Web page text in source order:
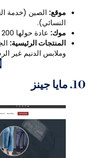
(خدمة العلامات التجارية
قطعة لكل نمط لإنتاج الملصقات الخاصة.
الرئيسية:الجينز النسائي,
غير الرسمية ذات